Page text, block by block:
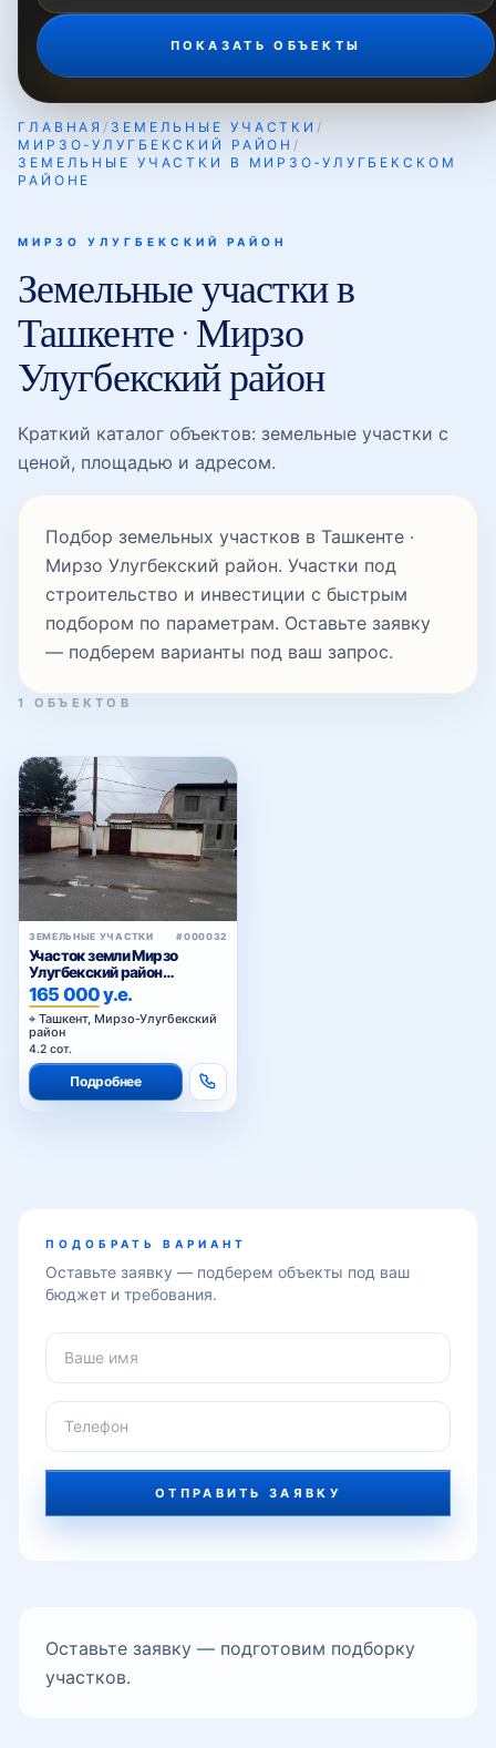
Карасу-3
Карасу-5
Корасув
Луначарский
Мирзо Улугбек
Мовароуннахр
Никитина
Олтинтепа
Паркентский
ПОКАЗАТЬ ОБЪЕКТЫ
ГЛАВНАЯ / ЗЕМЕЛЬНЫЕ УЧАСТКИ /
МИРЗО-УЛУГБЕКСКИЙ РАЙОН /
ЗЕМЕЛЬНЫЕ УЧАСТКИ В МИРЗО‑УЛУГБЕКСКОМ
РАЙОНЕ
МИРЗО УЛУГБЕКСКИЙ РАЙОН
Земельные участки в
Ташкенте · Мирзо
Улугбекский район
Краткий каталог объектов: земельные участки с
ценой, площадью и адресом.
Подбор земельных участков в Ташкенте ·
Мирзо Улугбекский район. Участки под
строительство и инвестиции с быстрым
подбором по параметрам. Оставьте заявку
— подберем варианты под ваш запрос.
1 ОБЪЕКТОВ
ЗЕМЕЛЬНЫЕ УЧАСТКИ #000032
Участок земли Мирзо
Улугбекский район
Карасу-6
165 000 у.е.
Ташкент, Мирзо-Улугбекский
район
4.2 сот.
Подробнее
ПОДОБРАТЬ ВАРИАНТ
Оставьте заявку — подберем объекты под ваш
бюджет и требования.
ОТПРАВИТЬ ЗАЯВКУ
Оставьте заявку — подготовим подборку
участков.